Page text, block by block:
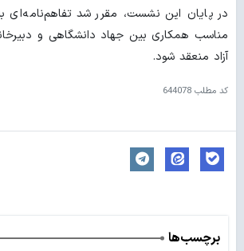
در پایان این نشست، مقرر شد تفاهم‌نامه‌ای
مناسب همکاری بین جهاد دانشگاهی و
آزاد منعقد شود.
کد مطلب 644078
برچسب‌ها